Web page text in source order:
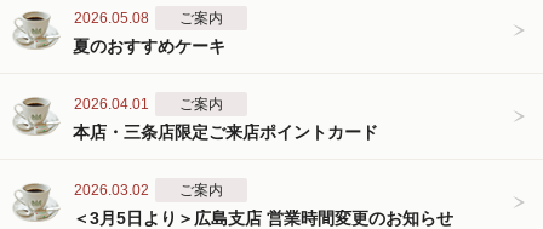
2026.05.08 ご案内
夏のおすすめケーキ
2026.04.01 ご案内
本店・三条店限定ご来店ポイントカード
2026.03.02 ご案内
＜3月5日より＞広島支店 営業時間変更のお知らせ